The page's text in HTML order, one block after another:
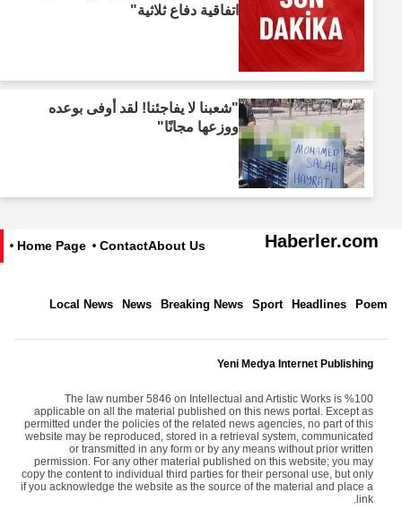
اتفاقية دفاع ثلاثية"
"شعبنا لا يفاجئنا! لقد أوفى بوعده
ووزعها مجانًا"
Haberler.com
About Us
Contact
Home Page
Poem
Headlines
Sport
Breaking News
News
Local News
Yeni Medya Internet Publishing
The law number 5846 on Intellectual and Artistic Works is %100
applicable on all the material published on this news portal. Except as
permitted under the policies of the related news agencies, no part of this
website may be reproduced, stored in a retrieval system, communicated
or transmitted in any form or by any means without prior written
permission. For any other material published on this website; you may
copy the content to individual third parties for their personal use, but only
if you acknowledge the website as the source of the material and place a
link.